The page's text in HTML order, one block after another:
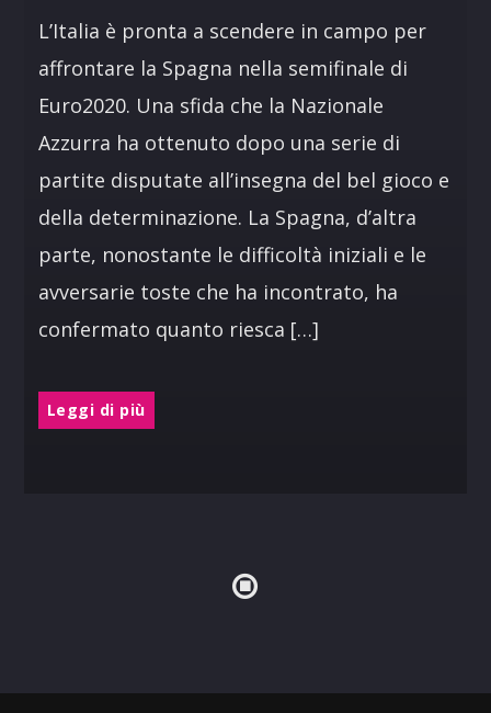
L’Italia è pronta a scendere in campo per
affrontare la Spagna nella semifinale di
Euro2020. Una sfida che la Nazionale
Azzurra ha ottenuto dopo una serie di
partite disputate all’insegna del bel gioco e
della determinazione. La Spagna, d’altra
parte, nonostante le difficoltà iniziali e le
avversarie toste che ha incontrato, ha
confermato quanto riesca […]
Leggi di più